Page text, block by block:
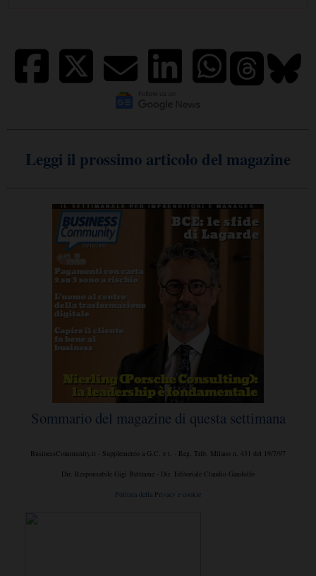
Leggi il prossimo articolo del magazine
Sommario del magazine di questa settimana
BusinessCommunity.it - Supplemento a G.C. e t. - Reg. Trib. Milano n. 431 del 19/7/97
Dir. Responsabile Gigi Beltrame - Dir. Editoriale Claudio Gandolfo
Politica della Privacy e cookie